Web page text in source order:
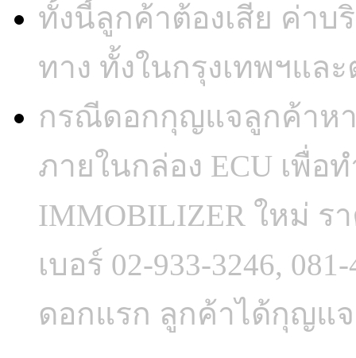
ทั้งนี้ลูกค้าต้องเสีย ค่าบ
ทาง ทั้งในกรุงเทพฯแล
กรณีดอกกุญแจลูกค้าหา
ภายในกล่อง ECU เพื่
IMMOBILIZER ใหม่
เบอร์ 02-933-3246,
ดอกแรก ลูกค้าได้กุญแจ